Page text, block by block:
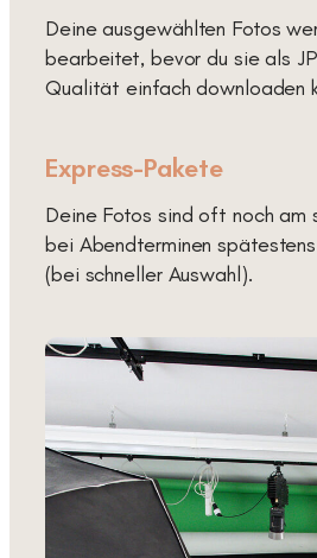
Deine ausgewählten Fotos
bearbeitet, bevor du sie als
Qualität einfach downloaden
Express-Pakete
Deine Fotos sind oft noch am
bei Abendterminen
(bei schneller Auswahl).